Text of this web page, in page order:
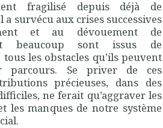
fragilisé depuis déjà de
a survécu aux crises successives
et au dévouement de
beaucoup sont issus de
les obstacles qu’ils peuvent
parcours. Se priver de ces
précieuses, dans des
ne ferait qu’aggraver les
les manques de notre système